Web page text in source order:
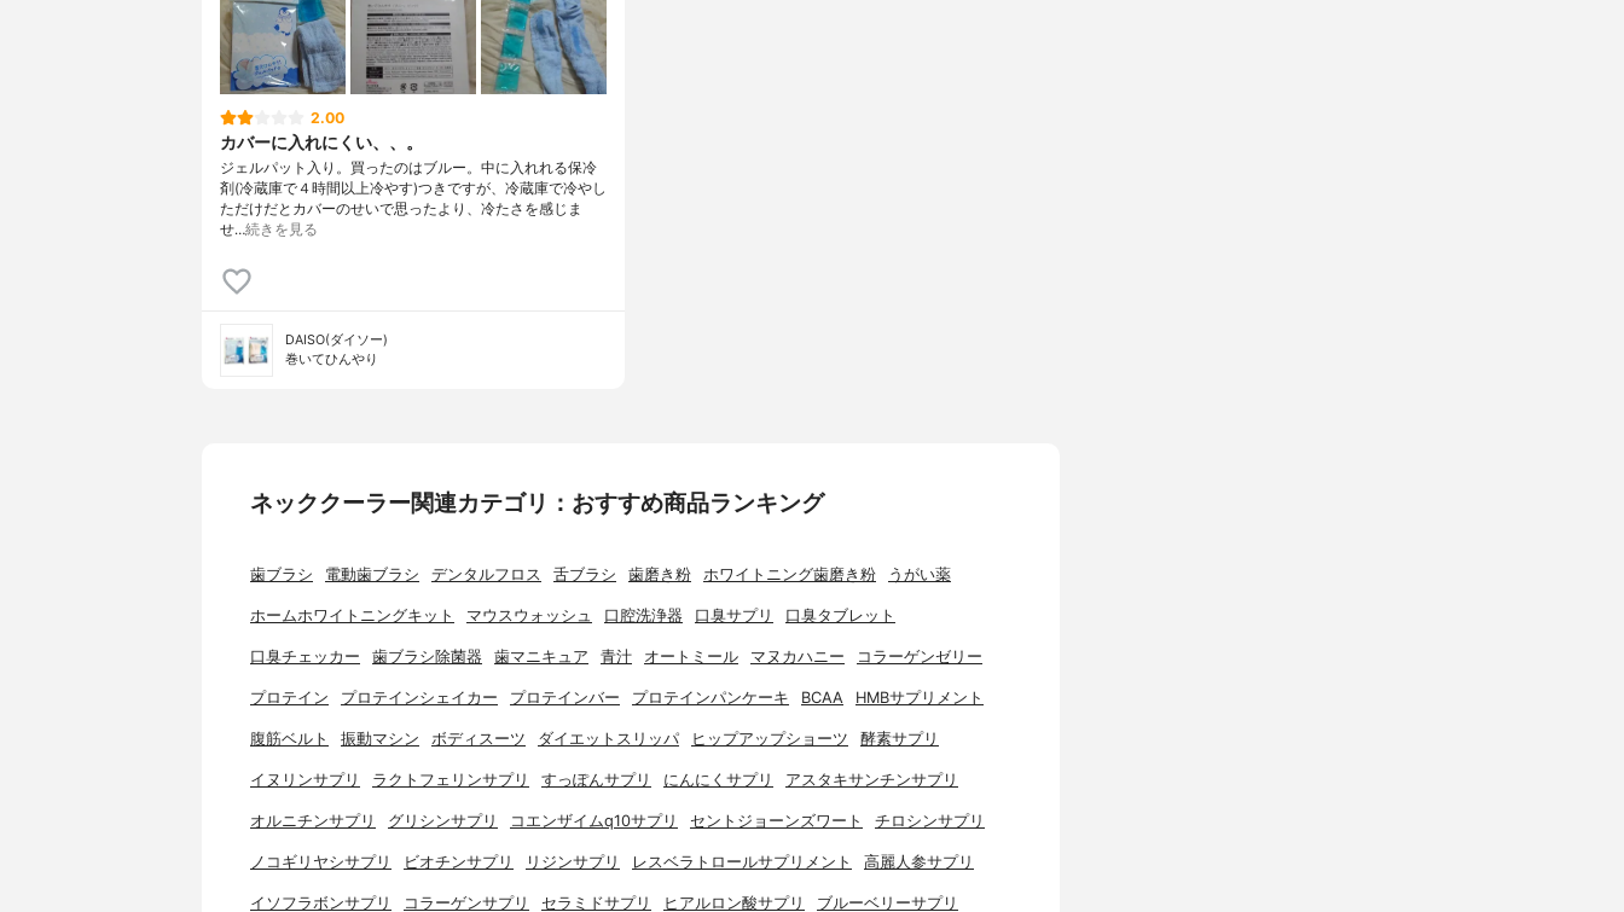
2.00
カバーに入れにくい、、。
ジェルパット入り。買ったのはブルー。中に入れれる保冷
剤(冷蔵庫で４時間以上冷やす)つきですが、冷蔵庫で冷やし
ただけだとカバーのせいで思ったより、冷たさを感じま
せ…続きを見る
DAISO(ダイソー)
巻いてひんやり
ネッククーラー関連カテゴリ：おすすめ商品ランキング
歯ブラシ 電動歯ブラシ デンタルフロス 舌ブラシ 歯磨き粉 ホワイトニング歯磨き粉 うがい薬
ホームホワイトニングキット マウスウォッシュ 口腔洗浄器 口臭サプリ 口臭タブレット
口臭チェッカー 歯ブラシ除菌器 歯マニキュア 青汁 オートミール マヌカハニー コラーゲンゼリー
プロテイン プロテインシェイカー プロテインバー プロテインパンケーキ BCAA HMBサプリメント
腹筋ベルト 振動マシン ボディスーツ ダイエットスリッパ ヒップアップショーツ 酵素サプリ
イヌリンサプリ ラクトフェリンサプリ すっぽんサプリ にんにくサプリ アスタキサンチンサプリ
オルニチンサプリ グリシンサプリ コエンザイムq10サプリ セントジョーンズワート チロシンサプリ
ノコギリヤシサプリ ビオチンサプリ リジンサプリ レスベラトロールサプリメント 高麗人参サプリ
イソフラボンサプリ コラーゲンサプリ セラミドサプリ ヒアルロン酸サプリ ブルーベリーサプリ